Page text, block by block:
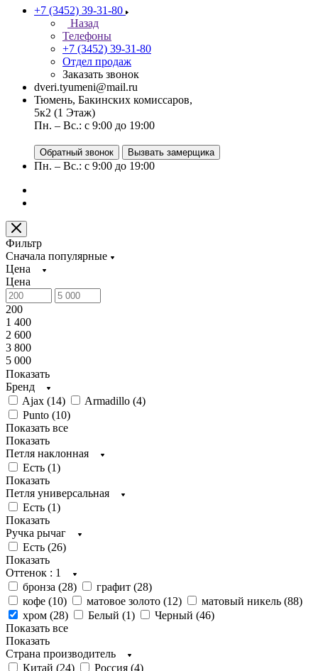
+7 (3452) 39-31-80
Назад
Телефоны
+7 (3452) 39-31-80
Отдел продаж
Заказать звонок
dveri.tyumeni@mail.ru
Тюмень, Бакинских комиссаров,
5к2 (1 Этаж)
Пн. – Вс.: с 9:00 до 19:00
Обратный звонок Вызвать замерщика
Пн. – Вс.: с 9:00 до 19:00
Фильтр
Сначала популярные
Цена
Цена
200
1 400
2 600
3 800
5 000
Показать
Бренд
Ajax (14) Armadillo (4)
Punto (10)
Показать все
Показать
Петля наклонная
Есть (1)
Показать
Петля универсальная
Есть (1)
Показать
Ручка рычаг
Есть (26)
Показать
Оттенок : 1
бронза (28) графит (28)
кофе (10) матовое золото (12) матовый никель (88)
хром (28) Белый (1) Черный (46)
Показать все
Показать
Страна производитель
Китай (24) Россия (4)